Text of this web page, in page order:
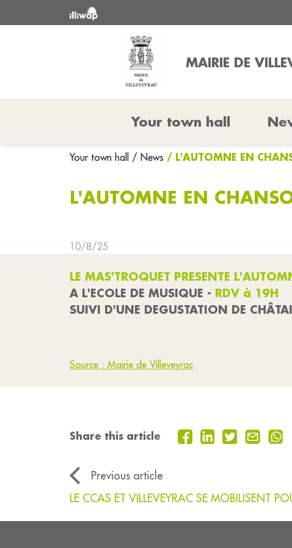
MAIRIE DE
Your town hall
Your town hall / News / L'AUTOMNE EN
L'AUTOMNE EN
10/8/25
LE MAS'TROQUET PRESENTE
A L'ECOLE DE MUSIQUE - RDV à 19H
SUIVI D'UNE DEGUSTATION DE
Source : Mairie de Villeveyrac
Share this article
Previous article
LE CCAS ET VILLEVEYRAC SE MOBILISENT